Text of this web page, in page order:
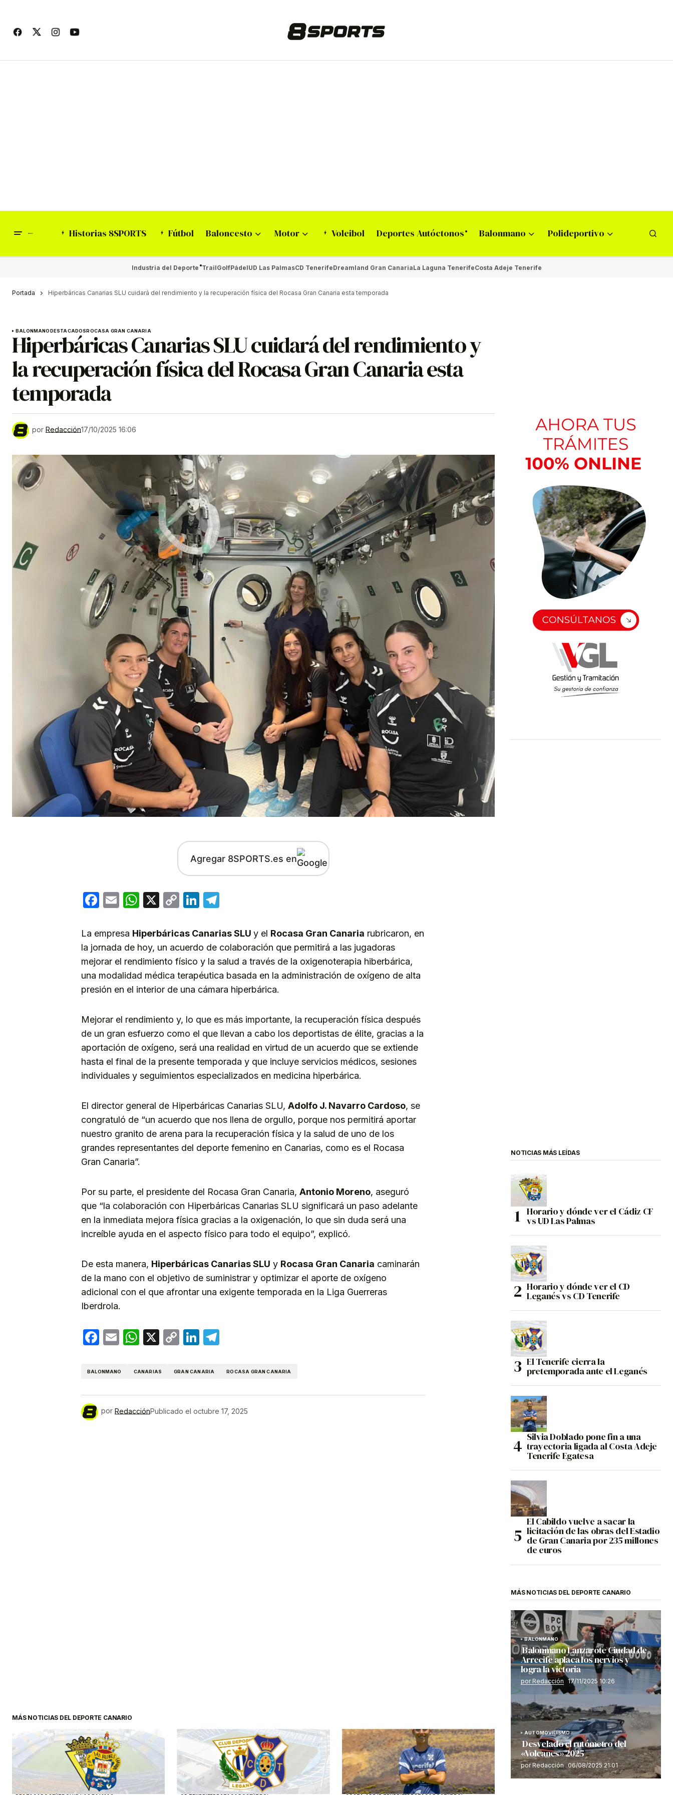
Historias 8SPORTS Fútbol Baloncesto Motor Voleibol Deportes Autóctonos Balonmano Polideportivo
Industria del Deporte TrailGolfPádelUD Las PalmasCD TenerifeDreamland Gran CanariaLa Laguna TenerifeCosta Adeje Tenerife
Portada Hiperbáricas Canarias SLU cuidará del rendimiento y la recuperación física del Rocasa Gran Canaria esta temporada
BALONMANODESTACADOSROCASA GRAN CANARIA
Hiperbáricas Canarias SLU cuidará del rendimiento y
la recuperación física del Rocasa Gran Canaria esta
temporada
por Redacción17/10/2025 16:06
Agregar 8SPORTS.es en
Facebook
EmailWhatsApp
X
CopyLinkedIn
La empresa Hiperbáricas Canarias SLU y el Rocasa Gran Canaria rubricaron, en
la jornada de hoy, un acuerdo de colaboración que permitirá a las jugadoras
mejorar el rendimiento físico y la salud a través de la oxigenoterapia hiberbárica,
una modalidad médica terapéutica basada en la administración de oxígeno de alta
presión en el interior de una cámara hiperbárica.
Mejorar el rendimiento y, lo que es más importante, la recuperación física después
de un gran esfuerzo como el que llevan a cabo los deportistas de élite, gracias a la
aportación de oxígeno, será una realidad en virtud de un acuerdo que se extiende
hasta el final de la presente temporada y que incluye servicios médicos, sesiones
individuales y seguimientos especializados en medicina hiperbárica.
El director general de Hiperbáricas Canarias SLU, Adolfo J. Navarro Cardoso, se
congratuló de “un acuerdo que nos llena de orgullo, porque nos permitirá aportar
nuestro granito de arena para la recuperación física y la salud de uno de los
grandes representantes del deporte femenino en Canarias, como es el Rocasa
Gran Canaria”.
Por su parte, el presidente del Rocasa Gran Canaria, Antonio Moreno, aseguró
que “la colaboración con Hiperbáricas Canarias SLU significará un paso adelante
en la inmediata mejora física gracias a la oxigenación, lo que sin duda será una
increíble ayuda en el aspecto físico para todo el equipo”, explicó.
De esta manera, Hiperbáricas Canarias SLU y Rocasa Gran Canaria caminarán
de la mano con el objetivo de suministrar y optimizar el aporte de oxígeno
adicional con el que afrontar una exigente temporada en la Liga Guerreras
Iberdrola.
Facebook
EmailWhatsApp
X
CopyLinkedIn
BALONMANO CANARIAS GRAN CANARIA ROCASA GRAN CANARIA
por RedacciónPublicado el octubre 17, 2025
MÁS NOTICIAS DEL DEPORTE CANARIO
NOTICIAS MÁS LEÍDAS
Horario y dónde ver el Cádiz CF
vs UD Las Palmas
Horario y dónde ver el CD
Leganés vs CD Tenerife
El Tenerife cierra la
pretemporada ante el Leganés
Silvia Doblado pone fin a una
trayectoria ligada al Costa Adeje
Tenerife Egatesa
El Cabildo vuelve a sacar la
licitación de las obras del Estadio
de Gran Canaria por 235 millones
de euros
MÁS NOTICIAS DEL DEPORTE CANARIO
BALONMANO
Balonmano Lanzarote Ciudad de
Arrecife aplaca los nervios y
logra la victoria
por Redacción 17/11/2025 10:26
AUTOMOVILISMO
Desvelado el rutómetro del
«Volcanes» 2025
por Redacción 06/08/2025 21:01